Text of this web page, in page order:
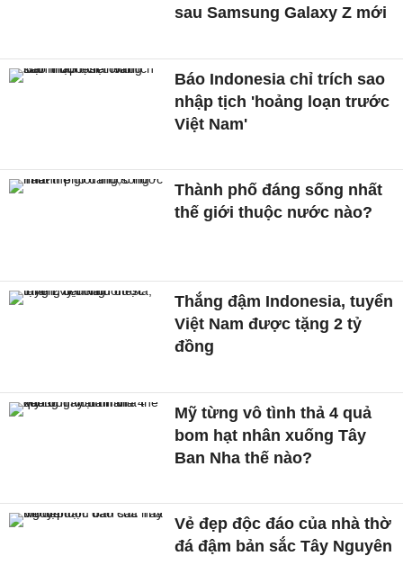
sau Samsung Galaxy Z mới
Báo Indonesia chỉ trích sao
nhập tịch 'hoảng loạn trước
Việt Nam'
Thành phố đáng sống nhất
thế giới thuộc nước nào?
Thắng đậm Indonesia, tuyển
Việt Nam được tặng 2 tỷ
đồng
Mỹ từng vô tình thả 4 quả
bom hạt nhân xuống Tây
Ban Nha thế nào?
Vẻ đẹp độc đáo của nhà thờ
đá đậm bản sắc Tây Nguyên